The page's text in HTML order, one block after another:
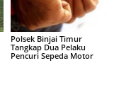
Polsek Binjai Timur
Tangkap Dua Pelaku
Pencuri Sepeda Motor